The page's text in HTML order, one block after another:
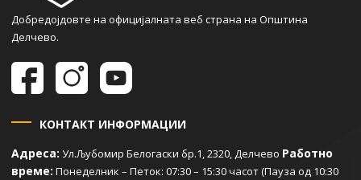
Добредојдовте на официјалната веб страна на Општина
Делчево.
КОНТАКТ ИНФОРМАЦИИ
Адреса: Ул.Љубомир Белогаски бр.1, 2320, Делчево Работно
време: Понеделник – Петок: 07:30 – 15:30 часот (Пауза од 10:30